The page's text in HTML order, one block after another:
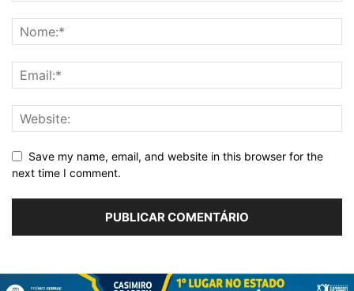
Save my name, email, and website in this browser for the
next time I comment.